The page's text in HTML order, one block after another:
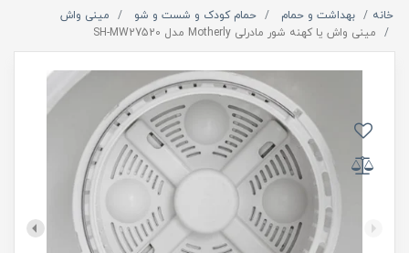
خانه بهداشت و حمام حمام کودک و شست و شو
مینی واش
مینی واش یا کهنه شور مادرلی Motherly مدل SH-MW27520